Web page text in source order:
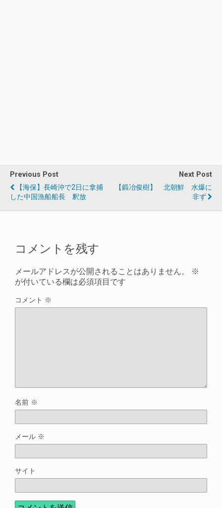
Previous Post
【海保】長崎沖で2日に拿捕
した中国漁船船長 釈放
Next Post
【鍛冶俊樹】 北朝鮮 水爆に
非ず
コメントを残す
メールアドレスが公開されることはありません。
※
が付いている欄は必須項目です
コメント ※
名前 ※
メール ※
サイト